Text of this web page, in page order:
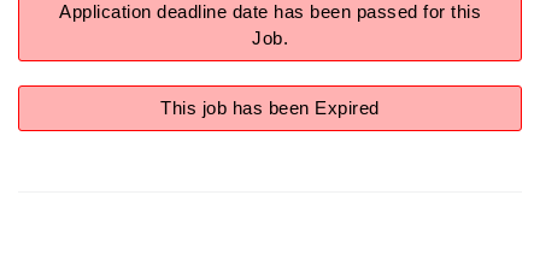
Application deadline date has been passed for this
Job.
This job has been Expired